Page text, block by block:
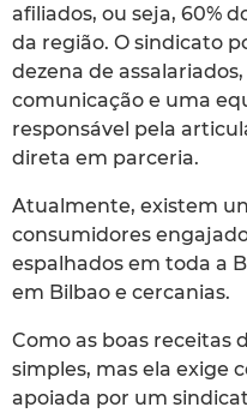
afiliados, ou seja, 60%
da região. O sindicato
dezena de
comunicação e uma
responsável pela
direta em parceria.
Atualmente, existem
consumidores
espalhados em toda a
em Bilbao e cercanias.
Como as boas receitas
simples, mas ela exige
apoiada por um